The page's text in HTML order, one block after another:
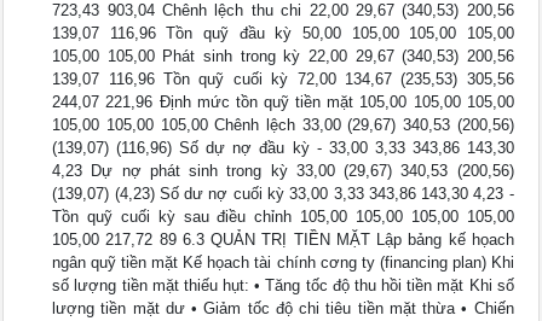
723,43 903,04 Chênh lệch thu chi 22,00 29,67 (340,53) 200,56
139,07 116,96 Tồn quỹ đầu kỳ 50,00 105,00 105,00 105,00
105,00 105,00 Phát sinh trong kỳ 22,00 29,67 (340,53) 200,56
139,07 116,96 Tồn quỹ cuối kỳ 72,00 134,67 (235,53) 305,56
244,07 221,96 Định mức tồn quỹ tiền mặt 105,00 105,00 105,00
105,00 105,00 105,00 Chênh lệch 33,00 (29,67) 340,53 (200,56)
(139,07) (116,96) Số dự nợ đầu kỳ - 33,00 3,33 343,86 143,30
4,23 Dự nợ phát sinh trong kỳ 33,00 (29,67) 340,53 (200,56)
(139,07) (4,23) Số dư nợ cuối kỳ 33,00 3,33 343,86 143,30 4,23 -
Tồn quỹ cuối kỳ sau điều chỉnh 105,00 105,00 105,00 105,00
105,00 217,72 89 6.3 QUẢN TRỊ TIỀN MẶT Lập bảng kế họach
ngân quỹ tiền mặt Kế họach tài chính cơng ty (financing plan) Khi
số lượng tiền mặt thiếu hụt: • Tăng tốc độ thu hồi tiền mặt Khi số
lượng tiền mặt dư • Giảm tốc độ chi tiêu tiền mặt thừa • Chiến